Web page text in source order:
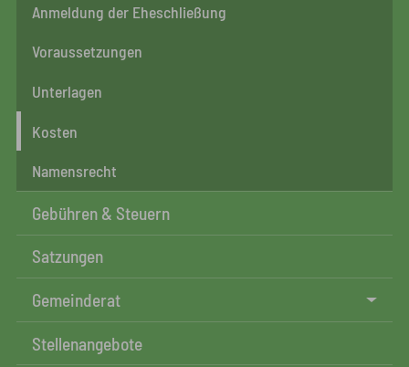
Anmeldung der Eheschließung
Voraussetzungen
Unterlagen
Kosten
Namensrecht
Gebühren & Steuern
Satzungen
Gemeinderat
Stellenangebote